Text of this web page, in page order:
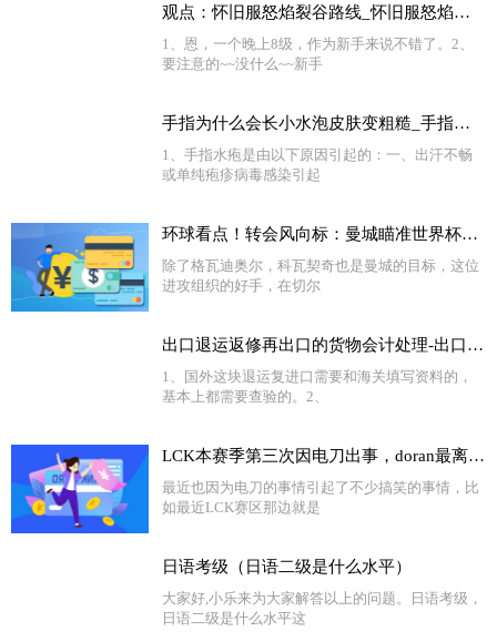
观点：怀旧服怒焰裂谷路线_怀旧服怒焰裂谷多少级能进
1、恩，一个晚上8级，作为新手来说不错了。2、
要注意的~~没什么~~新手
手指为什么会长小水泡皮肤变粗糙_手指为什么会长小水泡
1、手指水疱是由以下原因引起的：一、出汗不畅
或单纯疱疹病毒感染引起
环球看点！转会风向标：曼城瞄准世界杯超新星 姆巴佩或成新标王
除了格瓦迪奥尔，科瓦契奇也是曼城的目标，这位
进攻组织的好手，在切尔
出口退运返修再出口的货物会计处理-出口国外货物退运返修怎么办 怎样办理退运-世界今头条
1、国外这块退运复进口需要和海关填写资料的，
基本上都需要查验的。2、
LCK本赛季第三次因电刀出事，doran最离谱，还有人被禁赛
最近也因为电刀的事情引起了不少搞笑的事情，比
如最近LCK赛区那边就是
日语考级（日语二级是什么水平）
大家好,小乐来为大家解答以上的问题。日语考级，
日语二级是什么水平这